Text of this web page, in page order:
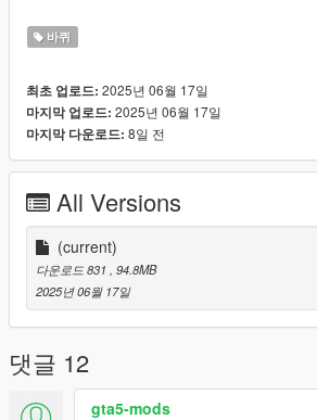
You can use the add on wheels pack [
https://www.patreon.com/posts/wb-pack-
the carcols.meta in the name of the wheel
바퀴
최초 업로드: 2025년 06월 17일
마지막 업로드: 2025년 06월 17일
마지막 다운로드: 8일 전
All Versions
(current)
다운로드 831
, 94.8MB
2025년 06월 17일
댓글 12
gta5-mods